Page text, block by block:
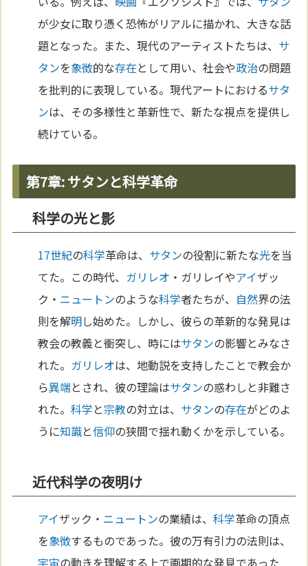
が少女に取り憑く恐怖がリアルに描かれ、大きな話
題となった。また、現代のアーティストたちは、 サ
タンを象徴的な存在として用い、社会や政治の問題
を批判的に表現している。現代アートにおけるサタ
ンは、その多様性と革新性で、新たな視点を提供し
続けている。
第7章: サタンと科学革命
科学の光と影
17世紀の科学革命は、 サタンの役割に新たな光を当
てた。この時代、 ガリレオ ・ガリレイやアイザッ
ク・ ニュートンのような科学者たちが、 自然界の法
則を解明し始めた。しかし、彼らの革新的な発見は
教会の教義と衝突し、時にはサタンの影響とみなさ
れた。 ガリレオは、地動説を支持したことで教会か
ら異端とされ、彼の理論はサタンの惑わしと非難さ
れた。科学と宗教の対立は、 サタンの存在がどのよ
うに知識と信仰の狭間で揺れ動くかを示している。
近代科学の夜明け
アイザック・ ニュートンの業績は、科学革命の頂点
を象徴するものであった。彼の万有引力の法則は、
宇宙の動きを理解する上で画期的な発見であった